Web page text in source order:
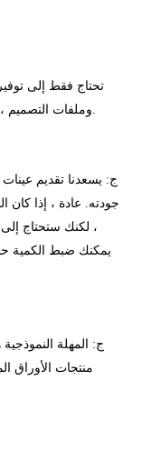
ج: يسعدنا تقديم
جودته. عادة ، إذا كان
، لكنك ستحتاج إلى
يمكنك ضبط الكمية
منتجات الأوراق